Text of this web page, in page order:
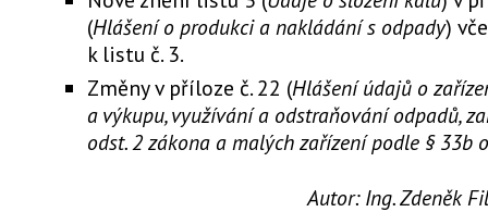
(Hlášení o produkci a nakládání s odpady)
k listu č. 3.
Změny v příloze č. 22 (Hlášení údajů o
a výkupu, využívání a odstraňování odpadů,
odst. 2 zákona a malých zařízení podle § 33b
Autor: Ing. Zdeněk